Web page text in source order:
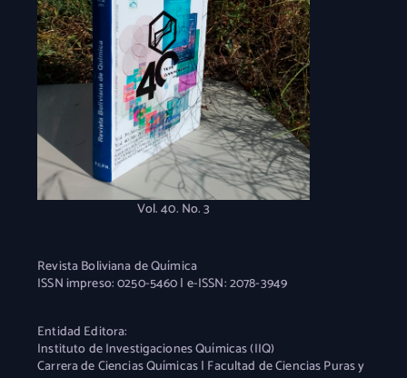
Vol. 40. No. 3
Revista Boliviana de Química
ISSN impreso: 0250-5460 | e-ISSN: 2078-3949
Entidad Editora:
Instituto de Investigaciones Químicas (IIQ)
Carrera de Ciencias Químicas | Facultad de Ciencias Puras y